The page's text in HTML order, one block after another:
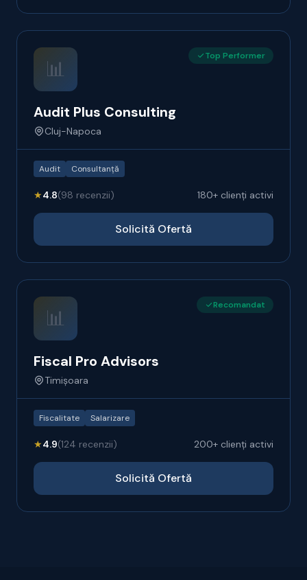
📊 Top Performer
Audit Plus Consulting
Cluj-Napoca
Audit Consultanță
★4.8(98 recenzii) 180+ clienți activi
Solicită Ofertă
📊 Recomandat
Fiscal Pro Advisors
Timișoara
Fiscalitate Salarizare
★4.9(124 recenzii) 200+ clienți activi
Solicită Ofertă